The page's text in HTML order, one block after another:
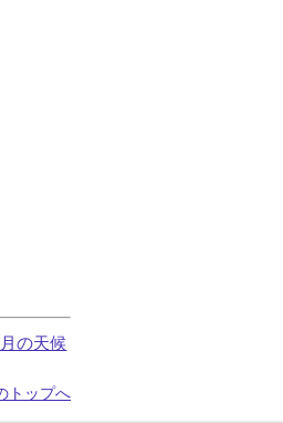
の天候
トップへ